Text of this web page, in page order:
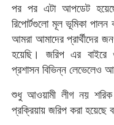
পর পর এটা আপডেট
রিপোর্টগুলো মূল ভূমিকা
আমরা আমাদের প্রার্থীদের
হয়েছি। জরিপ এর বাইরে
প্রশাসন বিভিন্ন লেভেলেও
শুধু আওয়ামী লীগ নয় শরিক
প্রক্রিয়ায় জরিপ করা হয়েছে